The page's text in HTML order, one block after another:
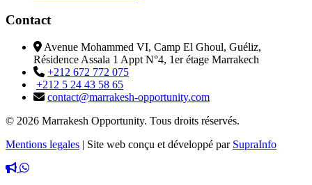
Contact
Avenue Mohammed VI, Camp El Ghoul, Guéliz,
Résidence Assala 1 Appt N°4, 1er étage Marrakech
+212 672 772 075
+212 5 24 43 58 65
contact@marrakesh-opportunity.com
© 2026 Marrakesh Opportunity. Tous droits réservés.
Mentions legales | Site web conçu et développé par SupraInfo